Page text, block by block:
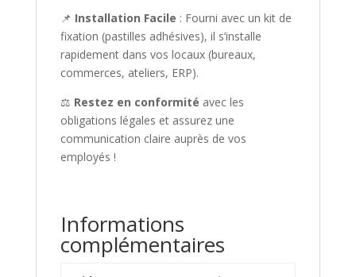
📌 Installation Facile : Fourni avec un kit de
fixation (pastilles adhésives), il s’installe
rapidement dans vos locaux (bureaux,
commerces, ateliers, ERP).
⚖ Restez en conformité avec les
obligations légales et assurez une
communication claire auprès de vos
employés !
Informations
complémentaires